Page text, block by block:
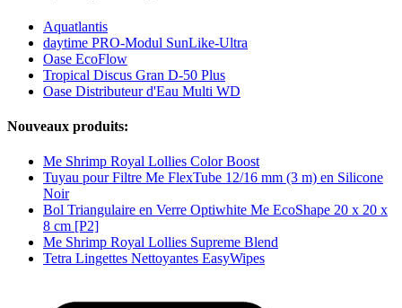
Aquatlantis
daytime PRO-Modul SunLike-Ultra
Oase EcoFlow
Tropical Discus Gran D-50 Plus
Oase Distributeur d'Eau Multi WD
Nouveaux produits:
Me Shrimp Royal Lollies Color Boost
Tuyau pour Filtre Me FlexTube 12/16 mm (3 m) en Silicone
Noir
Bol Triangulaire en Verre Optiwhite Me EcoShape 20 x 20 x
8 cm [P2]
Me Shrimp Royal Lollies Supreme Blend
Tetra Lingettes Nettoyantes EasyWipes